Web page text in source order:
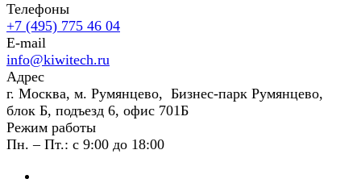
Телефоны
+7 (495) 775 46 04
E-mail
info@kiwitech.ru
Адрес
г. Москва, м. Румянцево, Бизнес-парк Румянцево,
блок Б, подъезд 6, офис 701Б
Режим работы
Пн. – Пт.: с 9:00 до 18:00